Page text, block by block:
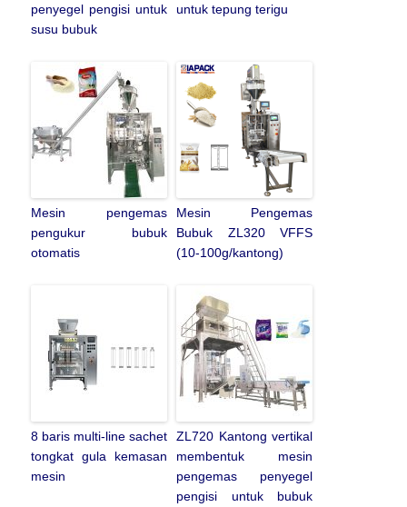
penyegel pengisi untuk
susu bubuk
untuk tepung terigu
Mesin pengemas
pengukur bubuk
otomatis
Mesin Pengemas
Bubuk ZL320 VFFS
(10-100g/kantong)
8 baris multi-line sachet
tongkat gula kemasan
mesin
ZL720 Kantong vertikal
membentuk mesin
pengemas penyegel
pengisi untuk bubuk